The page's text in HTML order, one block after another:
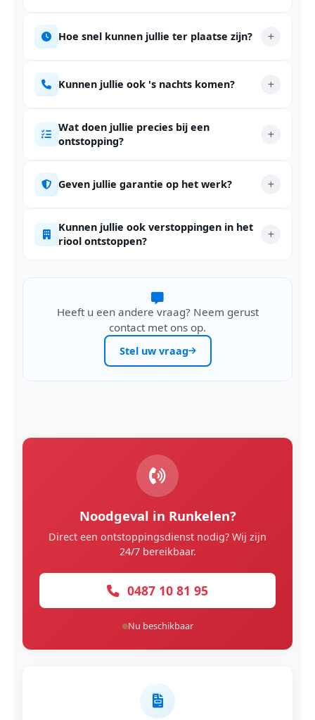
Hoe snel kunnen jullie ter plaatse zijn?
Kunnen jullie ook 's nachts komen?
Wat doen jullie precies bij een
ontstopping?
Geven jullie garantie op het werk?
Kunnen jullie ook verstoppingen in het
riool ontstoppen?
Heeft u een andere vraag? Neem gerust
contact met ons op.
Stel uw vraag
Noodgeval in Runkelen?
Direct een ontstoppingsdienst nodig? Wij zijn
24/7 bereikbaar.
0487 10 81 95
Nu beschikbaar